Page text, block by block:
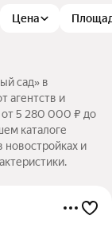
Цена
сад» в
агентств и
от 5 280 000 ₽ до
каталоге
и